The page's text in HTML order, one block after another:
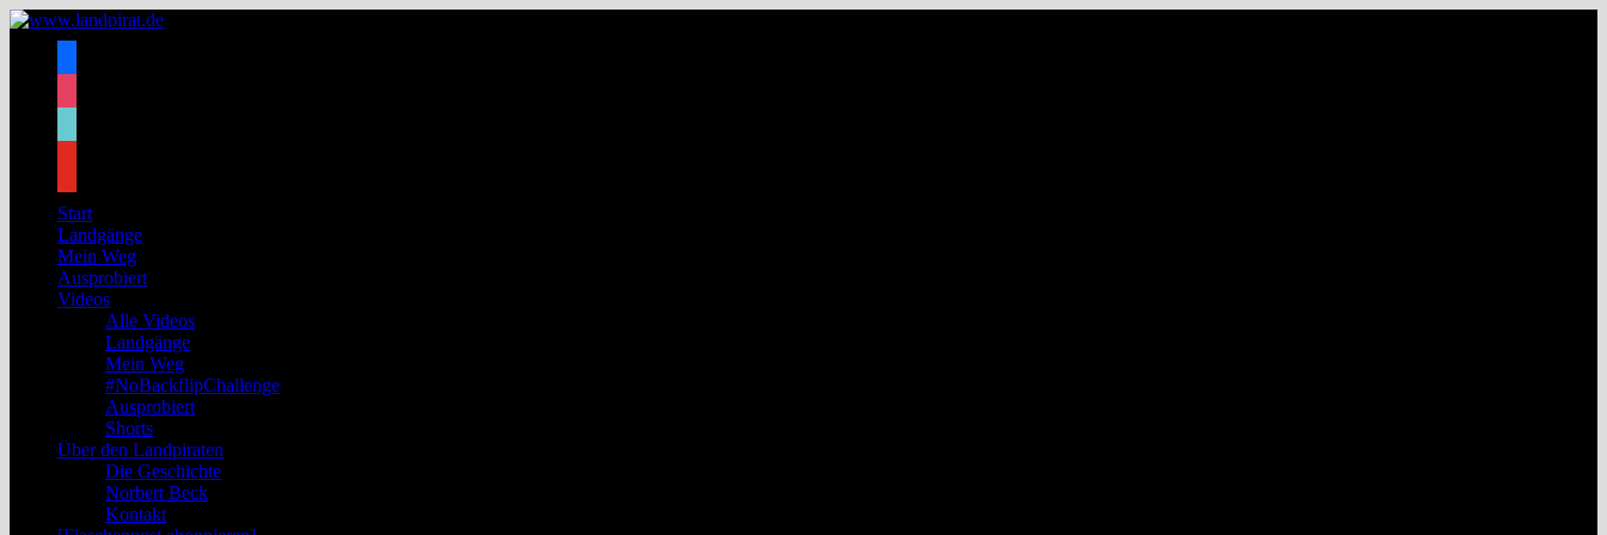
Zum
Start
Landgänge
Mein Weg
Ausprobiert
Videos
Alle Videos
Landgänge
Mein Weg
#NoBackflipChallenge
Ausprobiert
Shorts
Über den Landpiraten
Die Geschichte
Norbert Beck
Kontakt